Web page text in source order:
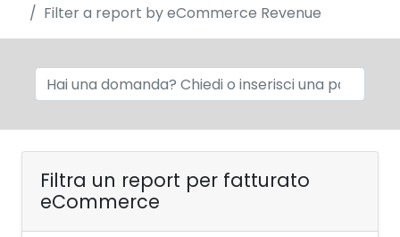
Filter a report by eCommerce Revenue
Filtra un report per fatturato
eCommerce